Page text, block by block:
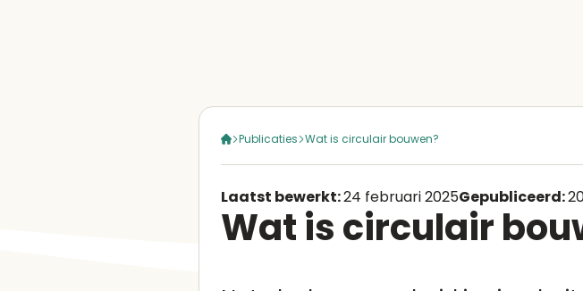
Publicaties Wat is circulair bouwen?
Laatst bewerkt:24 februari 2025Gepubliceerd:
Wat is circulair